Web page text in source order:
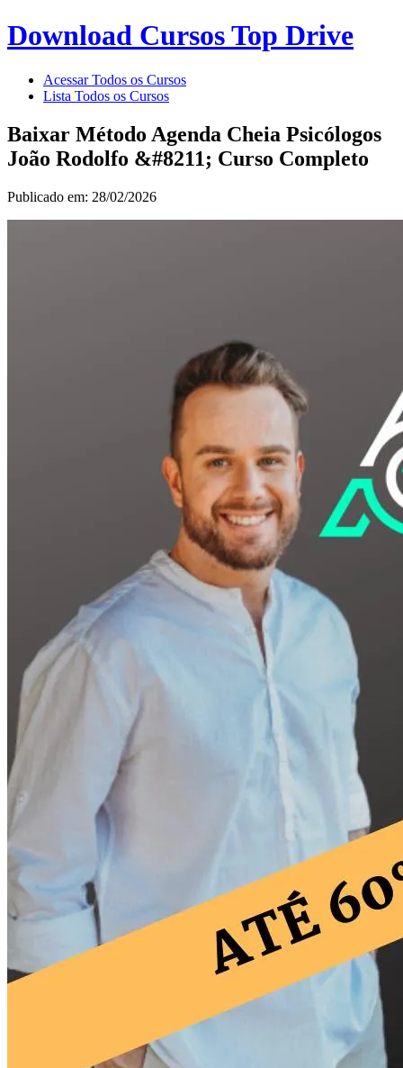
Download Cursos Top Drive
Acessar Todos os Cursos
Lista Todos os Cursos
Baixar Método Agenda Cheia Psicólogos
João Rodolfo &#8211; Curso Completo
Publicado em: 28/02/2026